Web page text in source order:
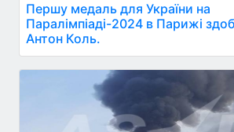
Першу медаль для України на
Паралімпіаді-2024 в Парижі
Антон Коль.